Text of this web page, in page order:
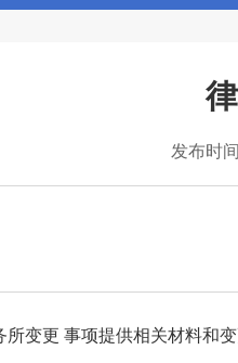
发布时
所变更 事项提供相关材料和